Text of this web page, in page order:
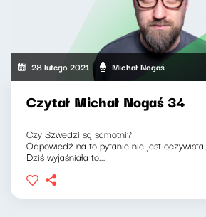
28 lutego 2021 Michał Nogaś
Czytał Michał Nogaś 34
Czy Szwedzi są samotni?
Odpowiedź na to pytanie nie jest oczywista.
Dziś wyjaśniała to...